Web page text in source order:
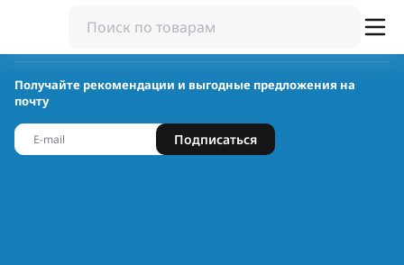
Получайте рекомендации и выгодные предложения на
почту
Подписаться